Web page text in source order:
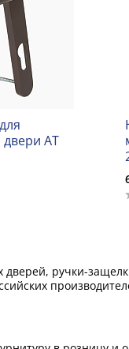
AT
ручки-